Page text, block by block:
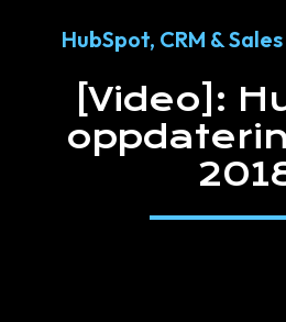
HubSpot, CRM &
[Video]: